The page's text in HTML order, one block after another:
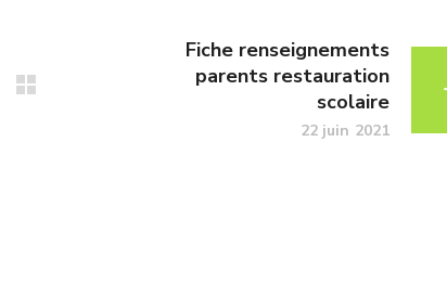
Fiche renseignements
parents restauration
scolaire
22 juin 2021